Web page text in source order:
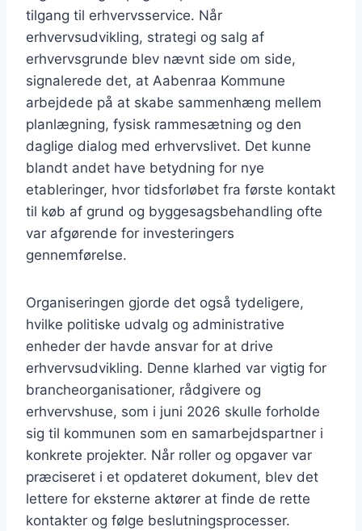
tilgang til erhvervsservice. Når
erhvervsudvikling, strategi og salg af
erhvervsgrunde blev nævnt side om side,
signalerede det, at Aabenraa Kommune
arbejdede på at skabe sammenhæng mellem
planlægning, fysisk rammesætning og den
daglige dialog med erhvervslivet. Det kunne
blandt andet have betydning for nye
etableringer, hvor tidsforløbet fra første kontakt
til køb af grund og byggesagsbehandling ofte
var afgørende for investeringers
gennemførelse.
Organiseringen gjorde det også tydeligere,
hvilke politiske udvalg og administrative
enheder der havde ansvar for at drive
erhvervsudvikling. Denne klarhed var vigtig for
brancheorganisationer, rådgivere og
erhvervshuse, som i juni 2026 skulle forholde
sig til kommunen som en samarbejdspartner i
konkrete projekter. Når roller og opgaver var
præciseret i et opdateret dokument, blev det
lettere for eksterne aktører at finde de rette
kontakter og følge beslutningsprocesser.